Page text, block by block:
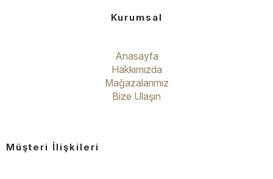
Kurumsal
Anasayfa
Hakkımızda
Mağazalarımız
Bize Ulaşın
Müşteri İlişkileri